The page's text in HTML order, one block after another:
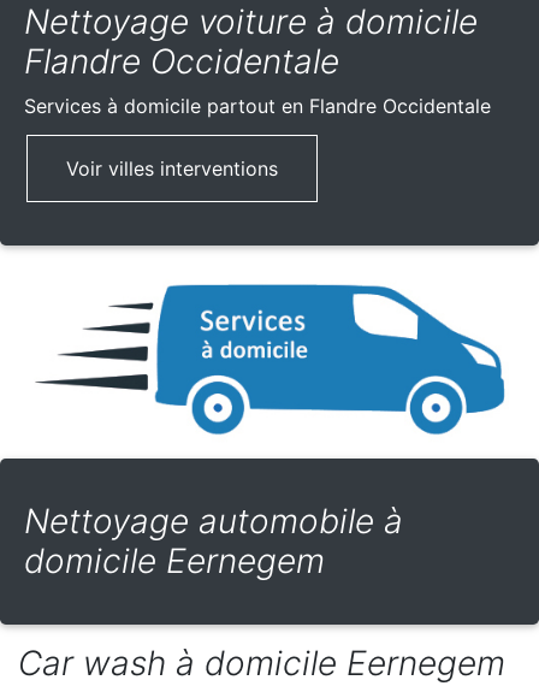
Nettoyage voiture à domicile
Flandre Occidentale
Services à domicile partout en Flandre Occidentale
Voir villes interventions
Nettoyage automobile à
domicile Eernegem
Car wash à domicile Eernegem